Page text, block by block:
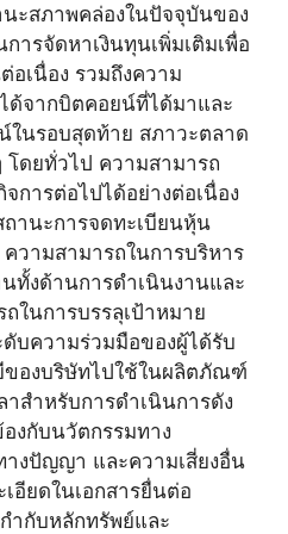
ะสภาพคล่องในปัจจุบันของ
ารจัดหาเงินทุนเพิ่มเติมเพื่อ
เนื่อง รวมถึงความ
ด้จากบิตคอยน์ที่ได้มาและ
ในรอบสุดท้าย สภาวะตลาด
โดยทั่วไป ความสามารถ
การต่อไปได้อย่างต่อเนื่อง
านะการจดทะเบียนหุ้น
วามสามารถในการบริหาร
ทั้งด้านการดำเนินงานและ
ในการบรรลุเป้าหมาย
ดับความร่วมมือของผู้ได้รับ
ของบริษัทไปใช้ในผลิตภัณฑ์
สำหรับการดำเนินการดัง
งกับนวัตกรรมทาง
างปัญญา และความเสี่ยงอื่น
อียดในเอกสารยื่นต่อ
ำกับหลักทรัพย์และ